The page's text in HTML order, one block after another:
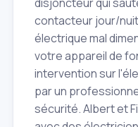
contacteur jour/
électrique mal
votre appareil de
intervention sur
par un
sécurité. Albert et